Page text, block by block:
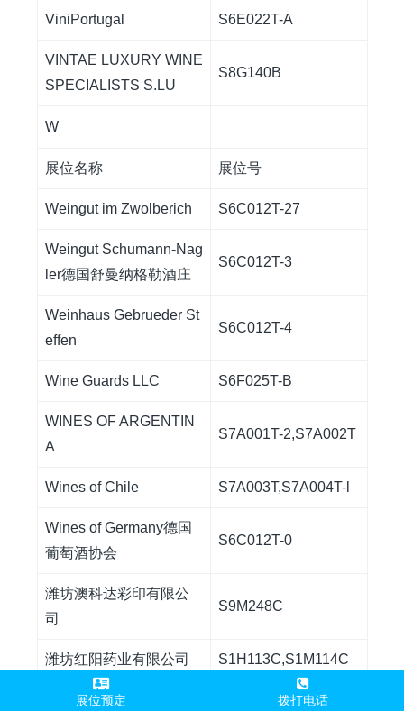
ViniPortugal S6E022T-A
VINTAE LUXURY WINE
SPECIALISTS S.LU
S8G140B
W
展位名称 展位号
Weingut im Zwolberich S6C012T-27
Weingut Schumann-Nag
ler德国舒曼纳格勒酒庄
S6C012T-3
Weinhaus Gebrueder St
effen
S6C012T-4
Wine Guards LLC S6F025T-B
WINES OF ARGENTIN
A
S7A001T-2,S7A002T
Wines of Chile S7A003T,S7A004T-l
Wines of Germany德国
葡萄酒协会
S6C012T-0
潍坊澳科达彩印有限公
司
S9M248C
潍坊红阳药业有限公司 S1H113C,S1M114C
未来嫡减（广州）酒业
展位预定 拨打电话